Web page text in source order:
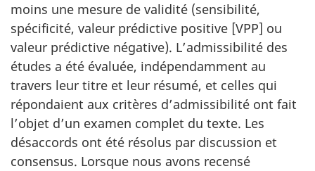
moins une mesure de validité (sensibilité,
spécificité, valeur prédictive positive [VPP] ou
valeur prédictive négative). L’admissibilité des
études a été évaluée, indépendamment au
travers leur titre et leur résumé, et celles qui
répondaient aux critères d’admissibilité ont fait
l’objet d’un examen complet du texte. Les
désaccords ont été résolus par discussion et
consensus. Lorsque nous avons recensé